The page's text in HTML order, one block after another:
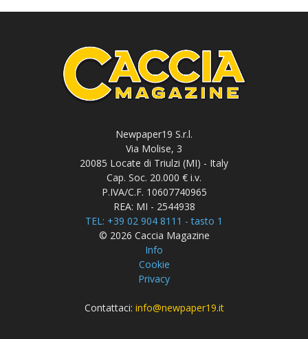
Newpaper19 S.r.l.
Via Molise, 3
20085 Locate di Triulzi (MI) - Italy
Cap. Soc. 20.000 € i.v.
P.IVA/C.F. 10607740965
REA: MI - 2544938
TEL: +39 02 904 8111 - tasto 1
© 2026 Caccia Magazine
Info
Cookie
Privacy
Contattaci: info@newpaper19.it